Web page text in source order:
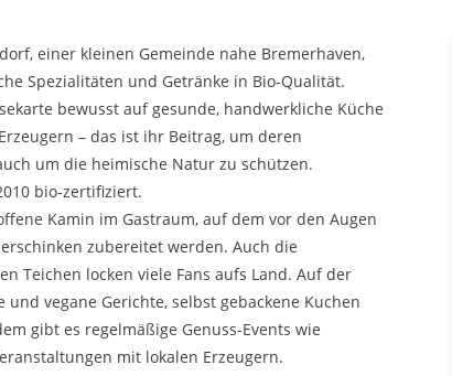
einer kleinen Gemeinde nahe Bremerhaven,
Spezialitäten und Getränke in Bio-Qualität.
bewusst auf gesunde, handwerkliche Küche
– das ist ihr Beitrag, um deren
um die heimische Natur zu schützen.
bio-zertifiziert.
Kamin im Gastraum, auf dem vor den Augen
zubereitet werden. Auch die
Teichen locken viele Fans aufs Land. Auf der
vegane Gerichte, selbst gebackene Kuchen
gibt es regelmäßige Genuss-Events wie
mit lokalen Erzeugern.